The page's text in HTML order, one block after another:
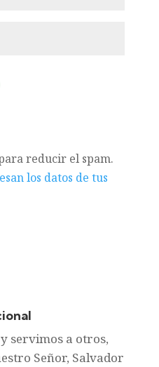
reducir el spam.
los datos de tus
servimos a otros,
Señor, Salvador